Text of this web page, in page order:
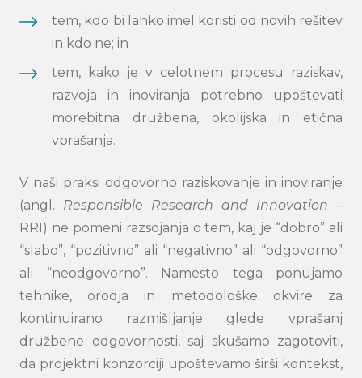
tem, kdo bi lahko imel koristi od novih rešitev
in kdo ne; in
tem, kako je v celotnem procesu raziskav,
razvoja in inoviranja potrebno upoštevati
morebitna družbena, okolijska in etična
vprašanja.
V naši praksi odgovorno raziskovanje in inoviranje
(angl. Responsible Research and Innovation –
RRI) ne pomeni razsojanja o tem, kaj je “dobro” ali
“slabo”, “pozitivno” ali “negativno” ali “odgovorno”
ali “neodgovorno”. Namesto tega ponujamo
tehnike, orodja in metodološke okvire za
kontinuirano razmišljanje glede vprašanj
družbene odgovornosti, saj skušamo zagotoviti,
da projektni konzorciji upoštevamo širši kontekst,